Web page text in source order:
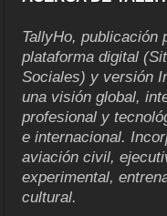
TallyHo, publicación
plataforma digital
Sociales) y versión
una visión global,
profesional y
e internacional.
aviación civil,
experimental,
cultural.